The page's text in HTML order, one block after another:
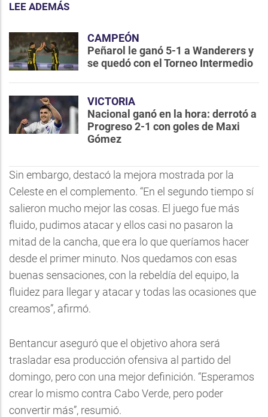
LEE ADEMÁS
CAMPEÓN
Peñarol le ganó 5-1 a Wanderers y
se quedó con el Torneo Intermedio
VICTORIA
Nacional ganó en la hora: derrotó a
Progreso 2-1 con goles de Maxi
Gómez
Sin embargo, destacó la mejora mostrada por la
Celeste en el complemento. “En el segundo tiempo sí
salieron mucho mejor las cosas. El juego fue más
fluido, pudimos atacar y ellos casi no pasaron la
mitad de la cancha, que era lo que queríamos hacer
desde el primer minuto. Nos quedamos con esas
buenas sensaciones, con la rebeldía del equipo, la
fluidez para llegar y atacar y todas las ocasiones que
creamos”, afirmó.
Bentancur aseguró que el objetivo ahora será
trasladar esa producción ofensiva al partido del
domingo, pero con una mejor definición. “Esperamos
crear lo mismo contra Cabo Verde, pero poder
convertir más”, resumió.